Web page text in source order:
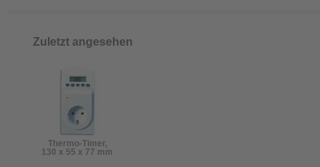
Zuletzt angesehen
Thermo-Timer,
130 x 55 x 77 mm